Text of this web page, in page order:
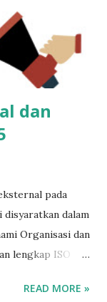
dan
pada
dalam
Organisasi dan
lengkap ISO
harus
READ MORE »